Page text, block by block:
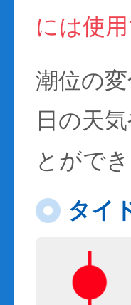
には使
潮位の
日の天
とができ
タイ